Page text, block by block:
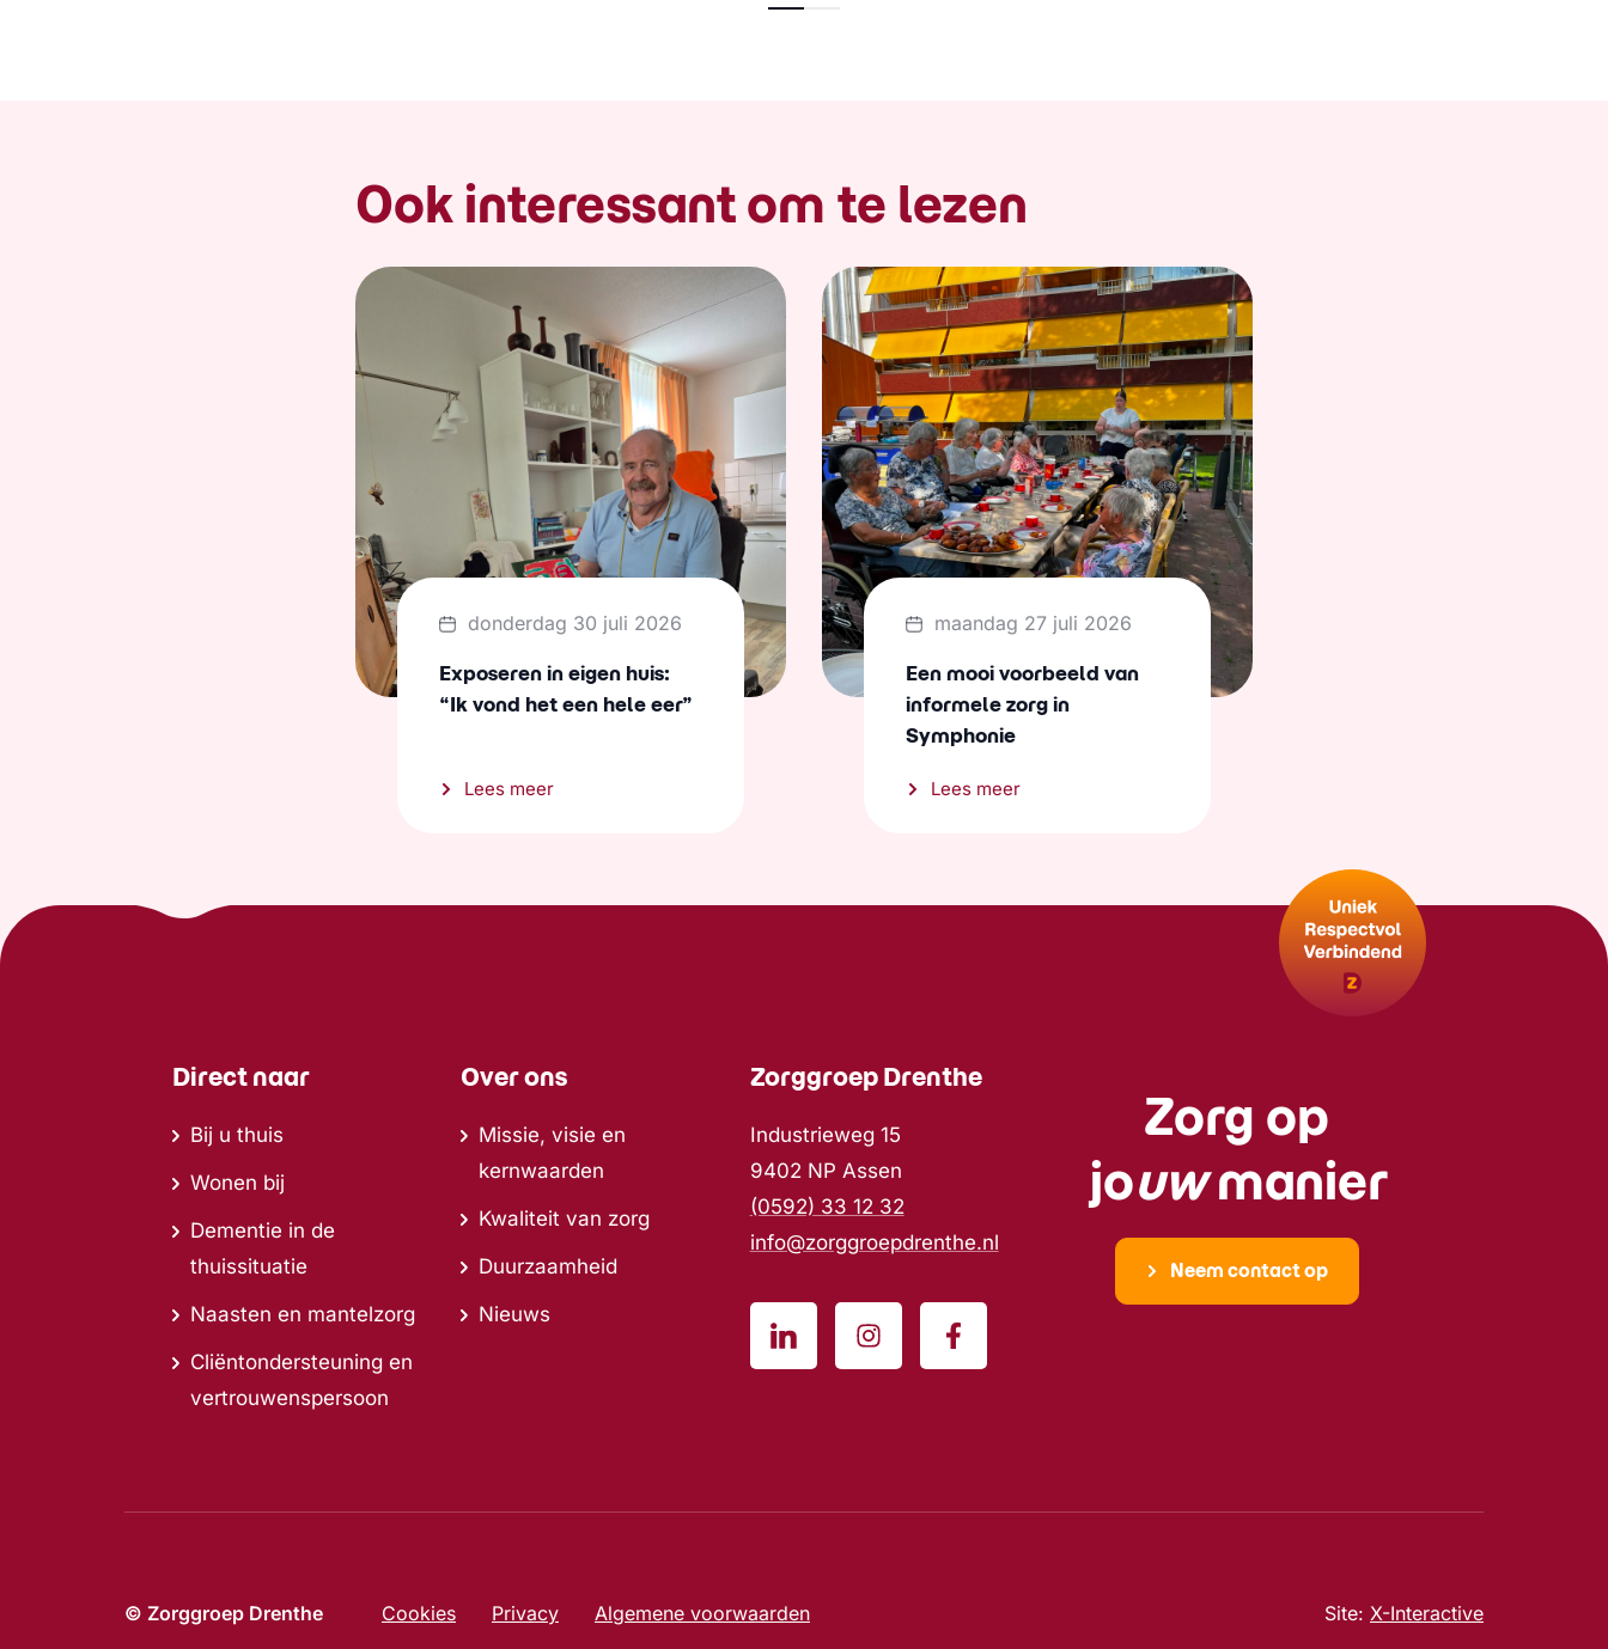
Ook interessant om te lezen
donderdag 30 juli 2026
Exposeren in eigen huis:
“Ik vond het een hele eer”
Lees meer
maandag 27 juli 2026
Een mooi voorbeeld van
informele zorg in
Symphonie
Lees meer
Direct naar
Bij u thuis
Wonen bij
Dementie in de
thuissituatie
Naasten en mantelzorg
Cliëntondersteuning en
vertrouwenspersoon
Over ons
Missie, visie en
kernwaarden
Kwaliteit van zorg
Duurzaamheid
Nieuws
Zorggroep Drenthe
Industrieweg 15
9402 NP Assen
(0592) 33 12 32
info@zorggroepdrenthe.nl
Zorg op
jouwmanier
Neem contact op
© Zorggroep Drenthe Cookies Privacy Algemene voorwaarden Site: X-Interactive